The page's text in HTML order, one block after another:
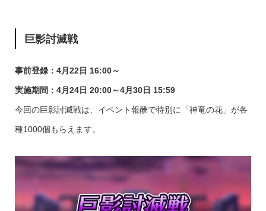
巨影討滅戦
事前登録：4月22日 16:00～
実施期間：4月24日 20:00～4月30日 15:59
今回の巨影討滅戦は、イベント報酬で特別に「神竜の花」が各
種1000個もらえます。